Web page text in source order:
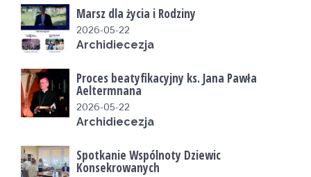
Marsz dla życia i Rodziny
2026-05-22
Archidiecezja
Proces beatyfikacyjny ks. Jana Pawła
Aeltermnana
2026-05-22
Archidiecezja
Spotkanie Wspólnoty Dziewic
Konsekrowanych